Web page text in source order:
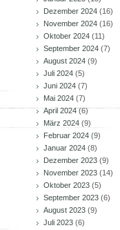
Dezember 2024 (16)
November 2024 (16)
Oktober 2024 (11)
September 2024 (7)
August 2024 (9)
Juli 2024 (5)
Juni 2024 (7)
Mai 2024 (7)
April 2024(6)
März 2024 (9)
Februar 2024 (9)
Januar 2024 (8)
Dezember 2023 (9)
November 2023 (14)
Oktober 2023 (5)
September 2023 (6)
August 2023 (9)
Juli 2023 (6)